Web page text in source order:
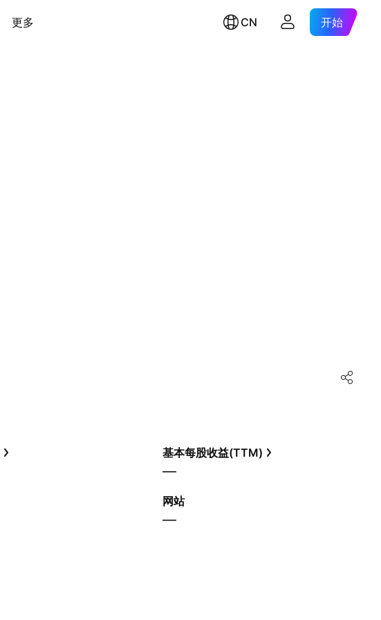
更多 CN 开始
基本每股收益(TTM)
—
网站
—